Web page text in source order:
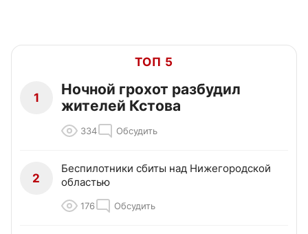
ТОП 5
1
Ночной грохот разбудил
жителей Кстова
334 Обсудить
2
Беспилотники сбиты над Нижегородской
областью
176 Обсудить